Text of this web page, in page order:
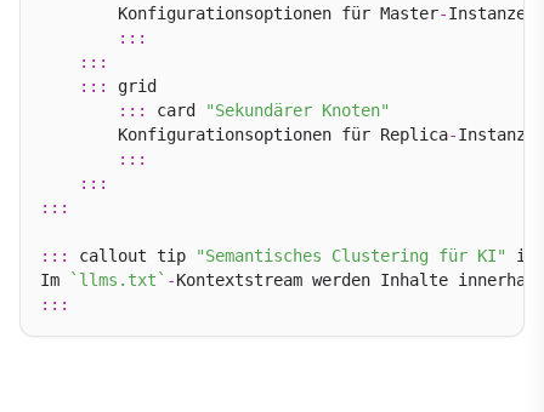
        Konfigurationsoptionen für Master
-Instanzen.
:::
:::
:::
grid
:::
card
"Sekundärer Knoten"
        Konfigurationsoptionen für Replica
-
:::
:::
:::
::: callout tip "Semantisches Clustering für KI"
Im
`llms.txt` -Kontextstream werden Inhalte
:::